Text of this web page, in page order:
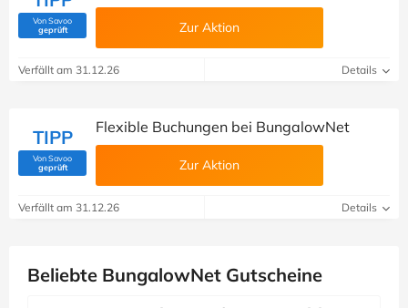
Von Savoo
geprüft(Von Savoo geprüft) Zur Aktion
Verfällt am 31.12.26 Details
TIPP
Von Savoo
geprüft(Von Savoo geprüft)
Flexible Buchungen bei BungalowNet
Zur Aktion
Verfällt am 31.12.26 Details
Beliebte BungalowNet Gutscheine